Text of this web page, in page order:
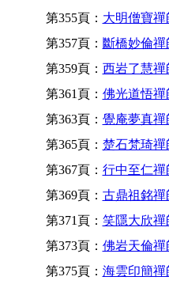
第355頁： 大明僧寶
第357頁： 斷橋妙倫
第359頁： 西岩了慧禪
第361頁： 佛光道悟禪
第363頁： 覺庵夢真禪
第365頁： 楚石梵琦禪
第367頁： 行中至仁禪
第369頁： 古鼎祖銘禪
第371頁： 笑隱大欣禪
第373頁： 佛岩天倫禪
第375頁： 海雲印簡禪